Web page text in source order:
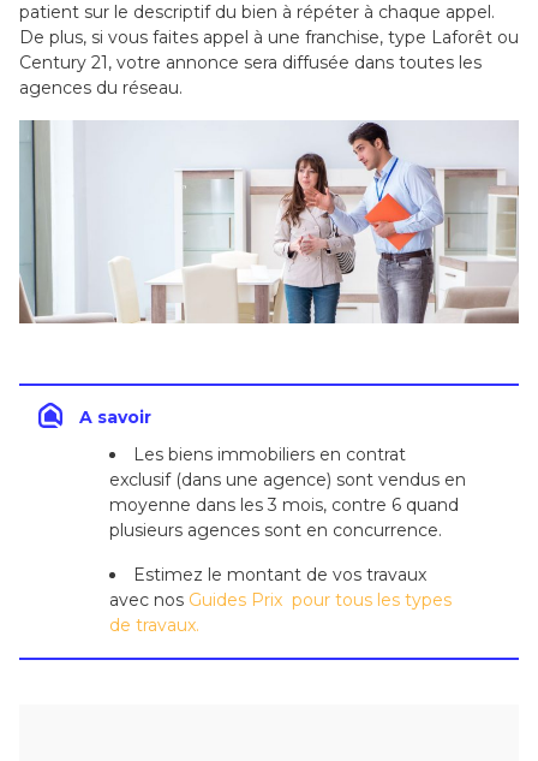
patient sur le descriptif du bien à répéter à chaque appel.
De plus, si vous faites appel à une franchise, type Laforêt ou
Century 21, votre annonce sera diffusée dans toutes les
agences du réseau.
A savoir
Les biens immobiliers en contrat
exclusif (dans une agence) sont vendus en
moyenne dans les 3 mois, contre 6 quand
plusieurs agences sont en concurrence.
Estimez le montant de vos travaux
avec nos Guides Prix pour tous les types
de travaux.